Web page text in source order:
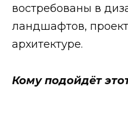
востребованы в
ландшафтов,
архитектуре.
Кому подойдёт